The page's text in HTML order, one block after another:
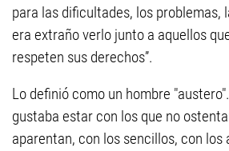
para las dificultades, los problemas,
era extraño verlo junto a aquellos
respeten sus derechos”.
Lo definió como un hombre
gustaba estar con los que no
aparentan, con los sencillos, con los